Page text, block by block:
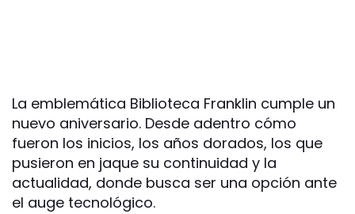
La emblemática Biblioteca Franklin cumple un
nuevo aniversario. Desde adentro cómo
fueron los inicios, los años dorados, los que
pusieron en jaque su continuidad y la
actualidad, donde busca ser una opción ante
el auge tecnológico.